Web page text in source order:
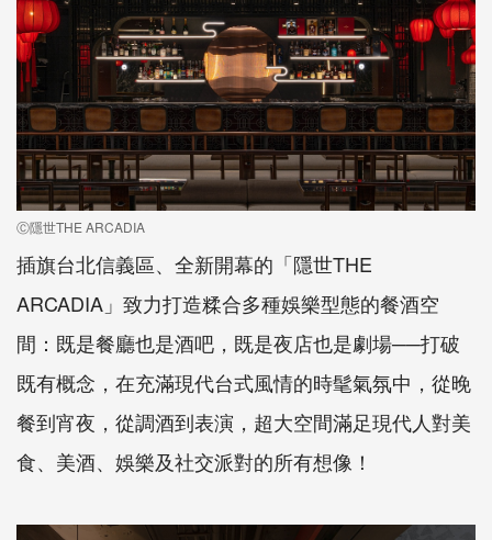
Ⓒ隱世THE ARCADIA
插旗台北信義區、全新開幕的「隱世THE
ARCADIA」致力打造糅合多種娛樂型態的餐酒空
間：既是餐廳也是酒吧，既是夜店也是劇場──打破
既有概念，在充滿現代台式風情的時髦氣氛中，從晚
餐到宵夜，從調酒到表演，超大空間滿足現代人對美
食、美酒、娛樂及社交派對的所有想像！